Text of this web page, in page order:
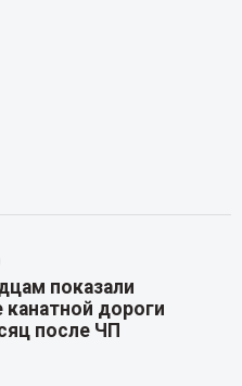
показали
канатной дороги
после ЧП